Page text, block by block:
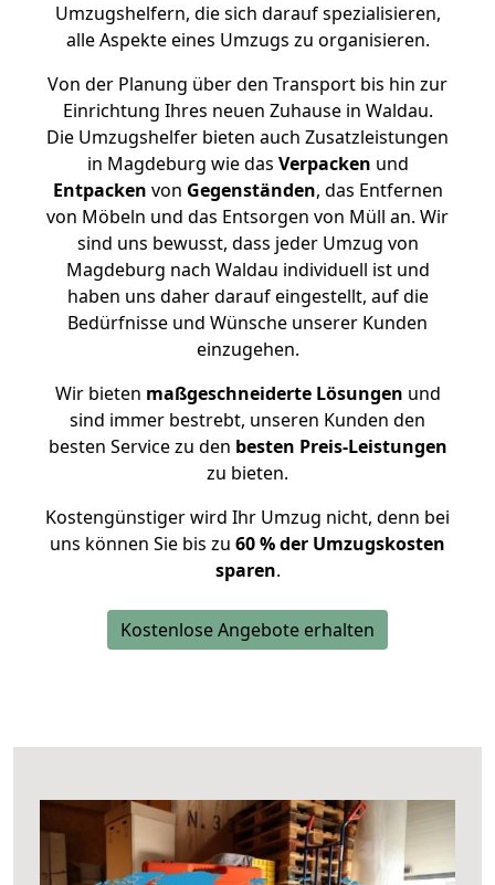
Umzugshelfern, die sich darauf spezialisieren,
alle Aspekte eines Umzugs zu organisieren.
Von der Planung über den Transport bis hin zur
Einrichtung Ihres neuen Zuhause in Waldau.
Die Umzugshelfer bieten auch Zusatzleistungen
in Magdeburg wie das Verpacken und
Entpacken von Gegenständen, das Entfernen
von Möbeln und das Entsorgen von Müll an. Wir
sind uns bewusst, dass jeder Umzug von
Magdeburg nach Waldau individuell ist und
haben uns daher darauf eingestellt, auf die
Bedürfnisse und Wünsche unserer Kunden
einzugehen.
Wir bieten maßgeschneiderte Lösungen und
sind immer bestrebt, unseren Kunden den
besten Service zu den besten Preis-Leistungen
zu bieten.
Kostengünstiger wird Ihr Umzug nicht, denn bei
uns können Sie bis zu 60 % der Umzugskosten
sparen.
Kostenlose Angebote erhalten